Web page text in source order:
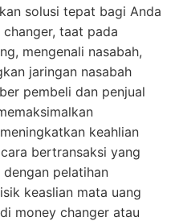
solusi tepat bagi Anda
taat pada
mengenali nasabah,
jaringan nasabah
pembeli dan penjual
keahlian
bertransaksi yang
pelatihan
keaslian mata uang
money changer atau